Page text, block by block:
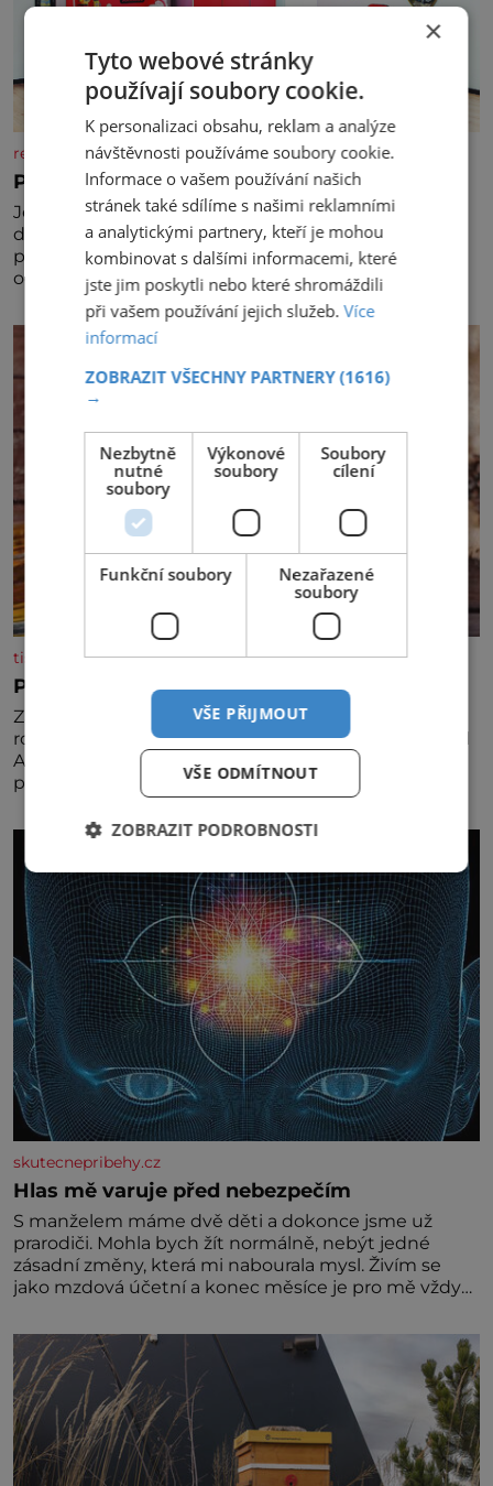
rezidenceonline.cz
Prostor, který roste s dítětem
Je to svět, který se vyvíjí a proměňuje od prvních
dětských krůčků až po dospívání. Správně navržený
pokoj podporuje bezpečí, kreativitu, soustředění i
odpočinek a reaguje na každou etapu života a
specifické potřeby dítěte. Pro nejmenší je klíčová
jednoduchost, měkkost a bezpečí, proto by pokoj
miminka měl působit především klidně a útulně.
Předškolní věk je
tisicereceptu.cz
Pravá irská káva
Za jejího tvůrce je považován Joe Sharidan, když v
roce 1943 u letiště irského města Foynes obsluhoval
Američany, kteří kvůli špatnému počasí nemohli
pokračovat v cestě. Povzbudil je tehdy kávou,
skutecnepribehy.cz
Hlas mě varuje před nebezpečím
S manželem máme dvě děti a dokonce jsme už
prarodiči. Mohla bych žít normálně, nebýt jedné
zásadní změny, která mi nabourala mysl. Živím se
jako mzdová účetní a konec měsíce je pro mě vždy
máme vnoučata, mi dcera čím dál častěji volá o
pomoc, co se hlídání týče. Dalo by se
×
Tyto webové stránky
používají soubory cookie.
K personalizaci obsahu, reklam a analýze
návštěvnosti používáme soubory cookie.
Informace o vašem používání našich
stránek také sdílíme s našimi reklamními
a analytickými partnery, kteří je mohou
kombinovat s dalšími informacemi, které
jste jim poskytli nebo které shromáždili
při vašem používání jejich služeb.Více
informací
ZOBRAZIT VŠECHNY PARTNERY(1616)
→
Nezbytně
nutné
soubory
Výkonové
soubory
Soubory
cílení
Funkční soubory
Nezařazené
soubory
VŠE PŘIJMOUT
VŠE ODMÍTNOUT
ZOBRAZIT PODROBNOSTI